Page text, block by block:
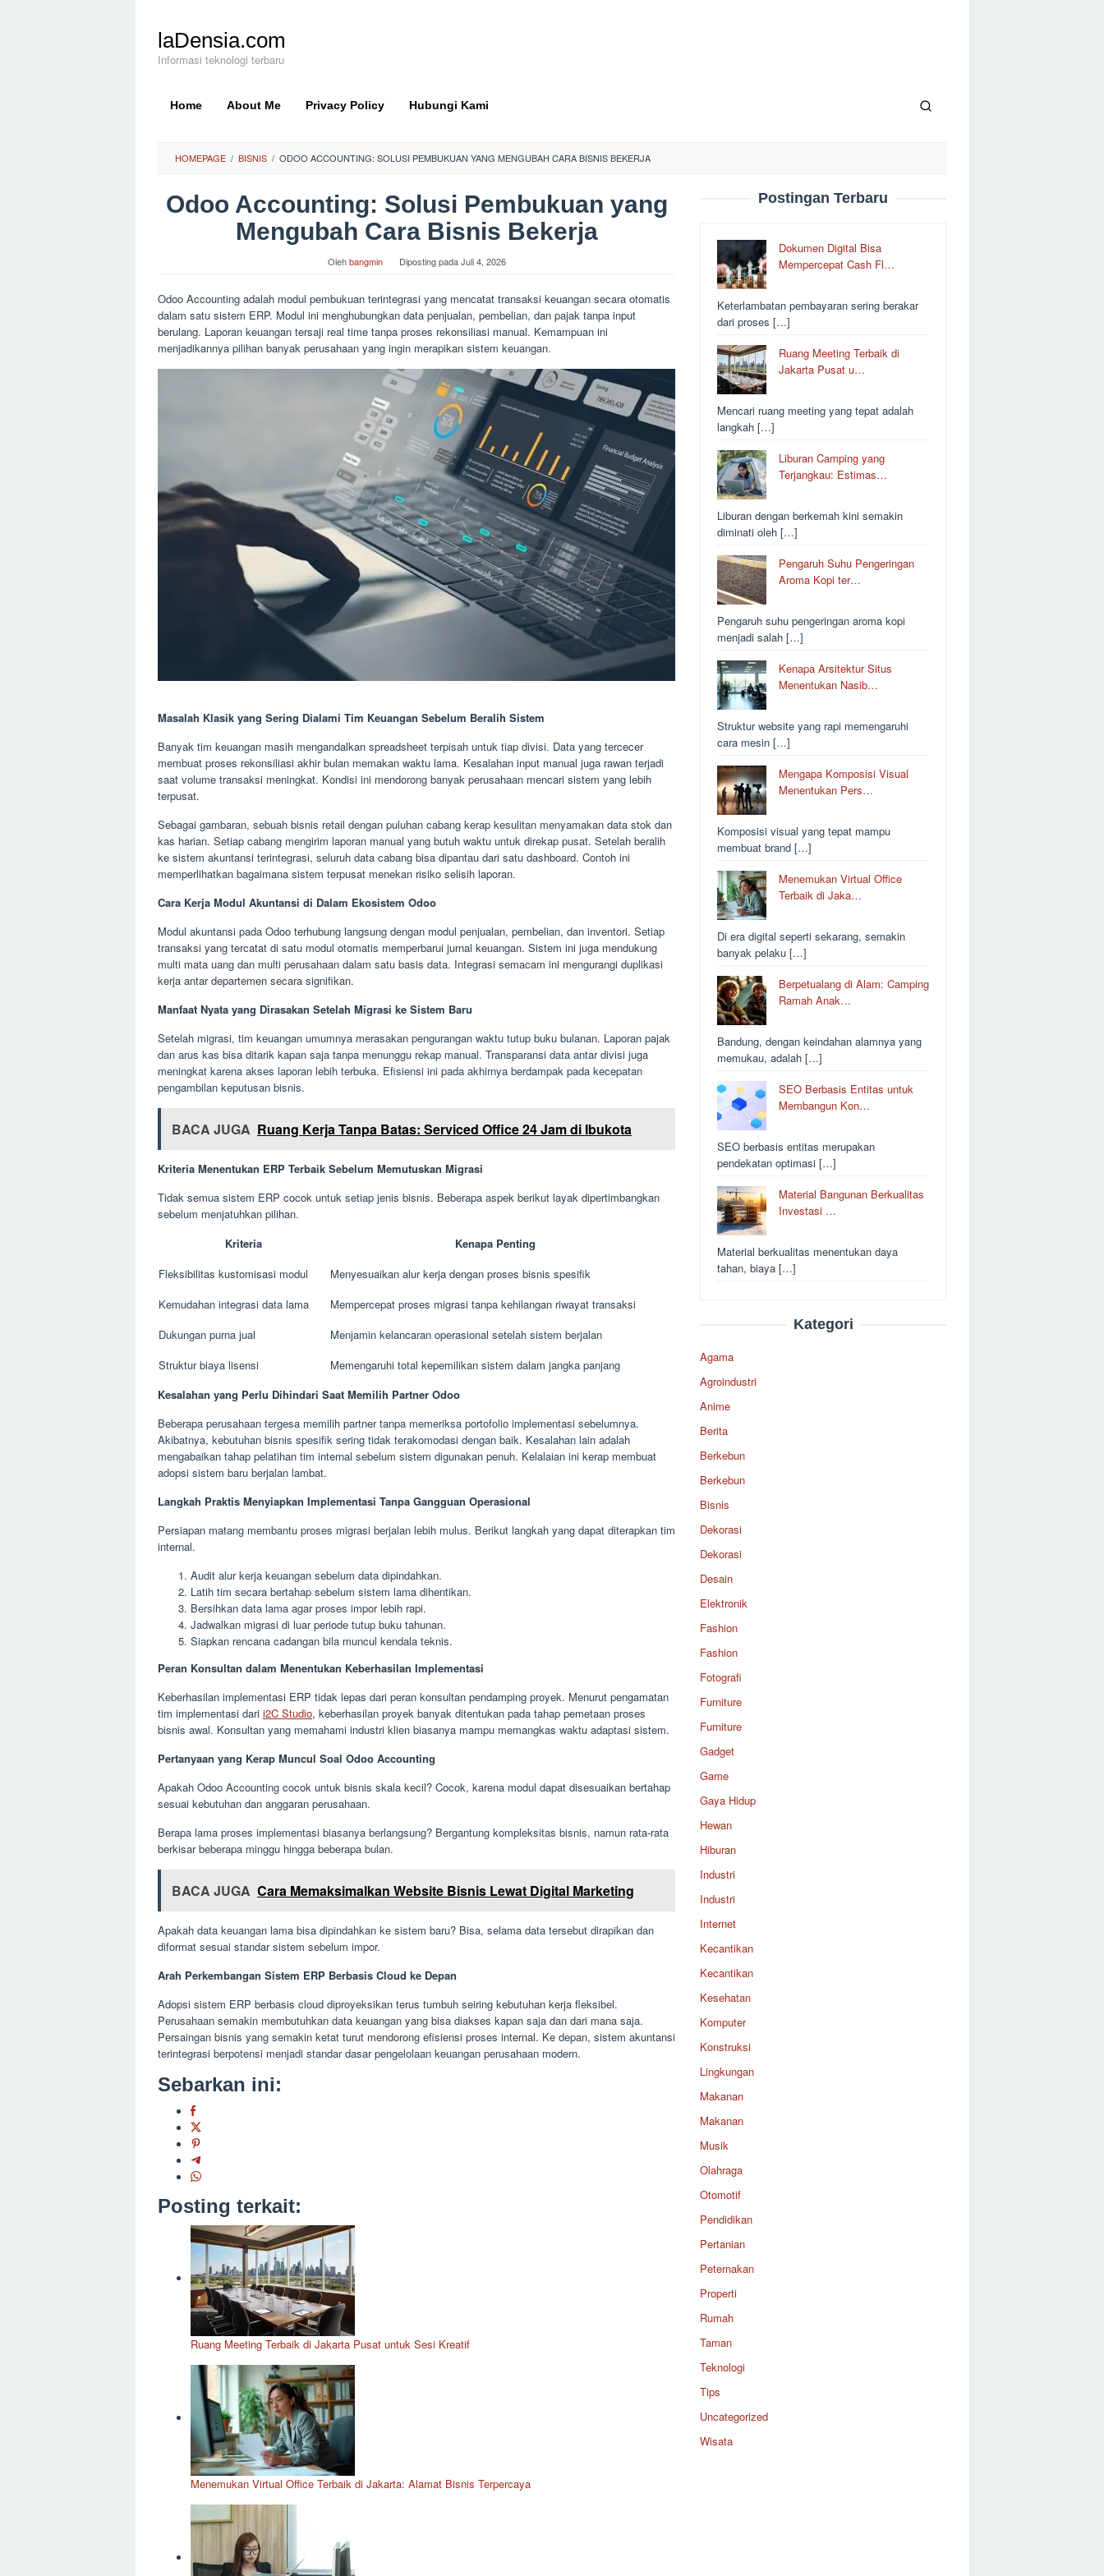
kontenlaDensia.com
Informasi teknologi terbaru
Home About Me Privacy Policy Hubungi Kami
HOMEPAGE / BISNIS / ODOO ACCOUNTING: SOLUSI PEMBUKUAN YANG MENGUBAH CARA BISNIS BEKERJA
Odoo Accounting: Solusi Pembukuan yang
Mengubah Cara Bisnis Bekerja
Olehbangmin Diposting padaJuli 4, 2026
Odoo Accounting adalah modul pembukuan terintegrasi yang mencatat transaksi keuangan secara otomatis
dalam satu sistem ERP. Modul ini menghubungkan data penjualan, pembelian, dan pajak tanpa input
berulang. Laporan keuangan tersaji real time tanpa proses rekonsiliasi manual. Kemampuan ini
menjadikannya pilihan banyak perusahaan yang ingin merapikan sistem keuangan.
Masalah Klasik yang Sering Dialami Tim Keuangan Sebelum Beralih Sistem
Banyak tim keuangan masih mengandalkan spreadsheet terpisah untuk tiap divisi. Data yang tercecer
membuat proses rekonsiliasi akhir bulan memakan waktu lama. Kesalahan input manual juga rawan terjadi
saat volume transaksi meningkat. Kondisi ini mendorong banyak perusahaan mencari sistem yang lebih
terpusat.
Sebagai gambaran, sebuah bisnis retail dengan puluhan cabang kerap kesulitan menyamakan data stok dan
kas harian. Setiap cabang mengirim laporan manual yang butuh waktu untuk direkap pusat. Setelah beralih
ke sistem akuntansi terintegrasi, seluruh data cabang bisa dipantau dari satu dashboard. Contoh ini
memperlihatkan bagaimana sistem terpusat menekan risiko selisih laporan.
Cara Kerja Modul Akuntansi di Dalam Ekosistem Odoo
Modul akuntansi pada Odoo terhubung langsung dengan modul penjualan, pembelian, dan inventori. Setiap
transaksi yang tercatat di satu modul otomatis memperbarui jurnal keuangan. Sistem ini juga mendukung
multi mata uang dan multi perusahaan dalam satu basis data. Integrasi semacam ini mengurangi duplikasi
kerja antar departemen secara signifikan.
Manfaat Nyata yang Dirasakan Setelah Migrasi ke Sistem Baru
Setelah migrasi, tim keuangan umumnya merasakan pengurangan waktu tutup buku bulanan. Laporan pajak
dan arus kas bisa ditarik kapan saja tanpa menunggu rekap manual. Transparansi data antar divisi juga
meningkat karena akses laporan lebih terbuka. Efisiensi ini pada akhirnya berdampak pada kecepatan
pengambilan keputusan bisnis.
BACA JUGA Ruang Kerja Tanpa Batas: Serviced Office 24 Jam di Ibukota
Kriteria Menentukan ERP Terbaik Sebelum Memutuskan Migrasi
Tidak semua sistem ERP cocok untuk setiap jenis bisnis. Beberapa aspek berikut layak dipertimbangkan
sebelum menjatuhkan pilihan.
Kriteria
Kenapa Penting
Fleksibilitas kustomisasi modul
Menyesuaikan alur kerja dengan proses bisnis spesifik
Kemudahan integrasi data lama
Mempercepat proses migrasi tanpa kehilangan riwayat transaksi
Dukungan purna jual
Menjamin kelancaran operasional setelah sistem berjalan
Struktur biaya lisensi
Memengaruhi total kepemilikan sistem dalam jangka panjang
Kesalahan yang Perlu Dihindari Saat Memilih Partner Odoo
Beberapa perusahaan tergesa memilih partner tanpa memeriksa portofolio implementasi sebelumnya.
Akibatnya, kebutuhan bisnis spesifik sering tidak terakomodasi dengan baik. Kesalahan lain adalah
mengabaikan tahap pelatihan tim internal sebelum sistem digunakan penuh. Kelalaian ini kerap membuat
adopsi sistem baru berjalan lambat.
Langkah Praktis Menyiapkan Implementasi Tanpa Gangguan Operasional
Persiapan matang membantu proses migrasi berjalan lebih mulus. Berikut langkah yang dapat diterapkan tim
internal.
Audit alur kerja keuangan sebelum data dipindahkan.
Latih tim secara bertahap sebelum sistem lama dihentikan.
Bersihkan data lama agar proses impor lebih rapi.
Jadwalkan migrasi di luar periode tutup buku tahunan.
Siapkan rencana cadangan bila muncul kendala teknis.
Peran Konsultan dalam Menentukan Keberhasilan Implementasi
Keberhasilan implementasi ERP tidak lepas dari peran konsultan pendamping proyek. Menurut pengamatan
tim implementasi dari i2C Studio, keberhasilan proyek banyak ditentukan pada tahap pemetaan proses
bisnis awal. Konsultan yang memahami industri klien biasanya mampu memangkas waktu adaptasi sistem.
Pertanyaan yang Kerap Muncul Soal Odoo Accounting
Apakah Odoo Accounting cocok untuk bisnis skala kecil? Cocok, karena modul dapat disesuaikan bertahap
sesuai kebutuhan dan anggaran perusahaan.
Berapa lama proses implementasi biasanya berlangsung? Bergantung kompleksitas bisnis, namun rata-rata
berkisar beberapa minggu hingga beberapa bulan.
BACA JUGA Cara Memaksimalkan Website Bisnis Lewat Digital Marketing
Apakah data keuangan lama bisa dipindahkan ke sistem baru? Bisa, selama data tersebut dirapikan dan
diformat sesuai standar sistem sebelum impor.
Arah Perkembangan Sistem ERP Berbasis Cloud ke Depan
Adopsi sistem ERP berbasis cloud diproyeksikan terus tumbuh seiring kebutuhan kerja fleksibel.
Perusahaan semakin membutuhkan data keuangan yang bisa diakses kapan saja dan dari mana saja.
Persaingan bisnis yang semakin ketat turut mendorong efisiensi proses internal. Ke depan, sistem akuntansi
terintegrasi berpotensi menjadi standar dasar pengelolaan keuangan perusahaan modern.
Sebarkan ini:
Posting terkait:
Ruang Meeting Terbaik di Jakarta Pusat untuk Sesi Kreatif
Menemukan Virtual Office Terbaik di Jakarta: Alamat Bisnis Terpercaya
Postingan Terbaru
Dokumen Digital Bisa
Mempercepat Cash Fl…
Keterlambatan pembayaran sering berakar
dari proses […]
Ruang Meeting Terbaik di
Jakarta Pusat u…
Mencari ruang meeting yang tepat adalah
langkah […]
Liburan Camping yang
Terjangkau: Estimas…
Liburan dengan berkemah kini semakin
diminati oleh […]
Pengaruh Suhu Pengeringan
Aroma Kopi ter…
Pengaruh suhu pengeringan aroma kopi
menjadi salah […]
Kenapa Arsitektur Situs
Menentukan Nasib…
Struktur website yang rapi memengaruhi
cara mesin […]
Mengapa Komposisi Visual
Menentukan Pers…
Komposisi visual yang tepat mampu
membuat brand […]
Menemukan Virtual Office
Terbaik di Jaka…
Di era digital seperti sekarang, semakin
banyak pelaku […]
Berpetualang di Alam: Camping
Ramah Anak…
Bandung, dengan keindahan alamnya yang
memukau, adalah […]
SEO Berbasis Entitas untuk
Membangun Kon…
SEO berbasis entitas merupakan
pendekatan optimasi […]
Material Bangunan Berkualitas
Investasi …
Material berkualitas menentukan daya
tahan, biaya […]
Kategori
Agama
Agroindustri
Anime
Berita
Berkebun
Berkebun
Bisnis
Dekorasi
Dekorasi
Desain
Elektronik
Fashion
Fashion
Fotografi
Furniture
Furniture
Gadget
Game
Gaya Hidup
Hewan
Hiburan
Industri
Industri
Internet
Kecantikan
Kecantikan
Kesehatan
Komputer
Konstruksi
Lingkungan
Makanan
Makanan
Musik
Olahraga
Otomotif
Pendidikan
Pertanian
Peternakan
Properti
Rumah
Taman
Teknologi
Tips
Uncategorized
Wisata